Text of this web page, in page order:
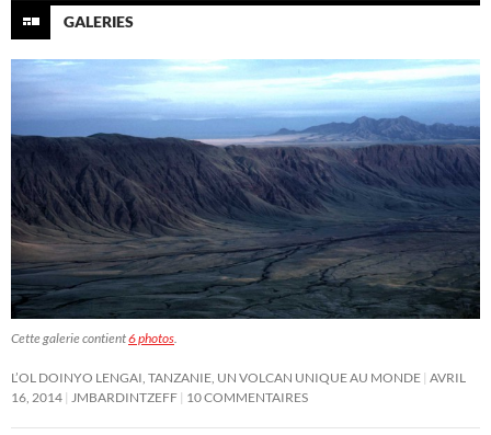
GALERIES
Cette galerie contient6 photos
L’OL DOINYO LENGAI, TANZANIE, UN VOLCAN UNIQUE AU MONDE AVRIL
16, 2014
JMBARDINTZEFF 10 COMMENTAIRES